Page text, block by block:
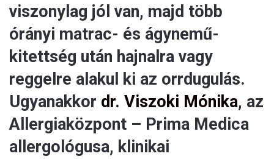
viszonylag jól van, majd több
órányi matrac- és ágynemű-
kitettség után hajnalra vagy
reggelre alakul ki az orrdugulás.
Ugyanakkor dr. Viszoki Mónika, az
Allergiaközpont – Prima Medica
allergológusa, klinikai